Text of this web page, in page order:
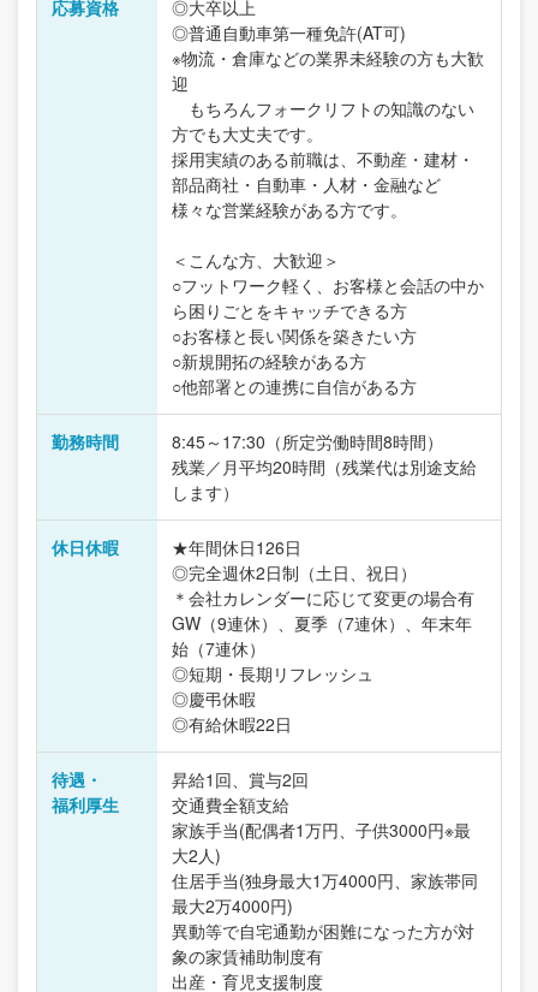
応募資格
◎大卒以上
◎普通自動車第一種免許(AT可)
※物流・倉庫などの業界未経験の方も大歓
迎
もちろんフォークリフトの知識のない
方でも大丈夫です。
採用実績のある前職は、不動産・建材・
部品商社・自動車・人材・金融など
様々な営業経験がある方です。
＜こんな方、大歓迎＞
○フットワーク軽く、お客様と会話の中か
ら困りごとをキャッチできる方
○お客様と長い関係を築きたい方
○新規開拓の経験がある方
○他部署との連携に自信がある方
勤務時間
8:45～17:30（所定労働時間8時間）
残業／月平均20時間（残業代は別途支給
します）
休日休暇
★年間休日126日
◎完全週休2日制（土日、祝日）
＊会社カレンダーに応じて変更の場合有
GW（9連休）、夏季（7連休）、年末年
始（7連休）
◎短期・長期リフレッシュ
◎慶弔休暇
◎有給休暇22日
待遇・
福利厚生
昇給1回、賞与2回
交通費全額支給
家族手当(配偶者1万円、子供3000円※最
大2人)
住居手当(独身最大1万4000円、家族帯同
最大2万4000円)
異動等で自宅通勤が困難になった方が対
象の家賃補助制度有
出産・育児支援制度